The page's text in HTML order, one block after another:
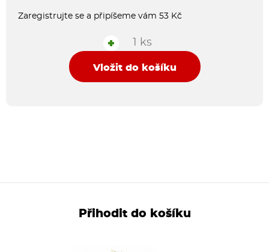
Zaregistrujte se a připíšeme vám 53 Kč
+ 1 ks
Vložit do košíku
Přihodit do košíku